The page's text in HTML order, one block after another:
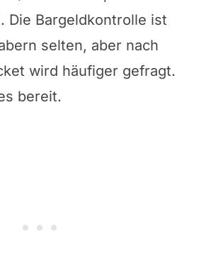
Die Bargeldkontrolle ist
selten, aber nach
wird häufiger gefragt.
bereit.